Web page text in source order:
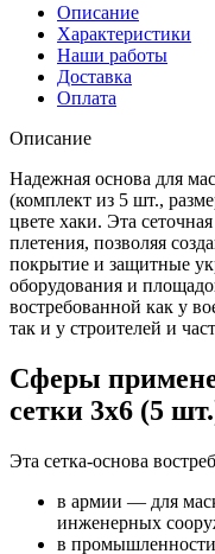
Описание
Характеристики
Наши работы
Доставка
Оплата
Описание
Надежная основа для
(комплект из 5 шт.,
цвете хаки. Эта
плетения, позволяя
покрытие и защитные
оборудования и
востребованной как у
так и у строителей и
Сферы
сетки 3х6 (5
Эта сетка-основа
в армии — для
инженерных
в